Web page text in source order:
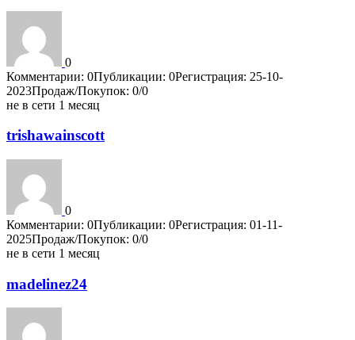
0
Комментарии: 0Публикации: 0Регистрация: 25-10-
2023Продаж/Покупок: 0/0
не в сети 1 месяц
trishawainscott
0
Комментарии: 0Публикации: 0Регистрация: 01-11-
2025Продаж/Покупок: 0/0
не в сети 1 месяц
madelinez24